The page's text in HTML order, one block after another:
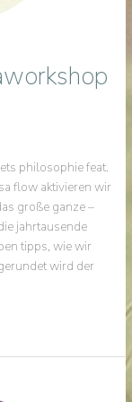
philosophie feat.
flow aktivieren wir
große ganze –
jahrtausende
tipps, wie wir
wird der